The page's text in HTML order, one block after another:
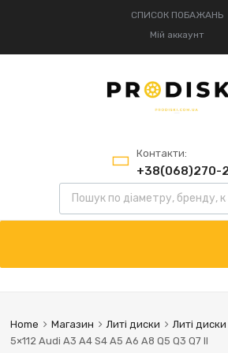
СПИСОК ПОБАЖАНЬ
Мій аккаунт
Контакти:
+38(068)270-
+38(095)834-
Home Магазин Литі диски Литі диски
5×112 Audi A3 A4 S4 A5 A6 A8 Q5 Q3 Q7 II